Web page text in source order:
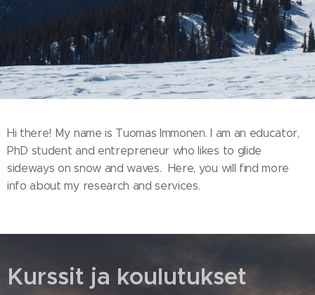
Hi there! My name is Tuomas Immonen. I am an educator,
PhD student and entrepreneur who likes to glide
sideways on snow and waves. Here, you will find more
info about my research and services.
Kurssit ja koulutukset